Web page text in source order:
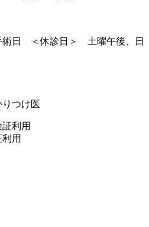
日 ＜休診日＞ 土曜午後、日
つけ医
用